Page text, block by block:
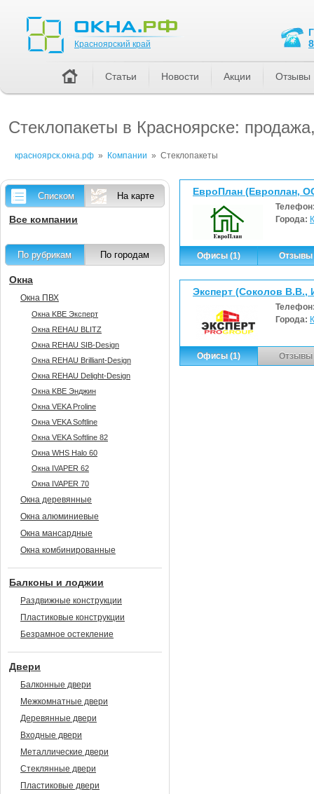
Стеклопакеты в Красноярске:
красноярск.окна.рф » Компании » Стеклопакеты
ЕвроПлан (Европлан,
Города:
Офисы (1) Отзывы
Эксперт (Соколов В.В.,
Города:
Офисы (1) Отзывы
Списком На карте
Все компании
По рубрикам По городам
Окна
Окна ПВХ
Окна KBE Эксперт
Окна REHAU BLITZ
Окна REHAU SIB-Design
Окна REHAU Brilliant-Design
Окна REHAU Delight-Design
Окна KBE Энджин
Окна VEKA Proline
Окна VEKA Softline
Окна VEKA Softline 82
Окна WHS Halo 60
Окна IVAPER 62
Окна IVAPER 70
Окна деревянные
Окна алюминиевые
Окна мансардные
Окна комбинированные
Балконы и лоджии
Раздвижные конструкции
Пластиковые конструкции
Безрамное остекление
Двери
Балконные двери
Межкомнатные двери
Деревянные двери
Входные двери
Металлические двери
Стеклянные двери
Пластиковые двери
Красноярский край
Статьи Новости Акции Отзывы